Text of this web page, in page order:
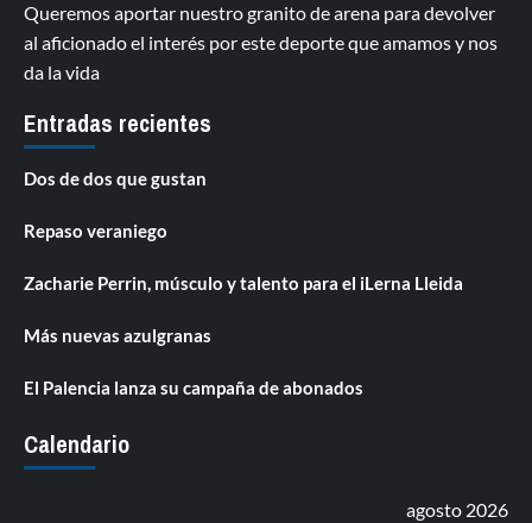
Queremos aportar nuestro granito de arena para devolver
al aficionado el interés por este deporte que amamos y nos
da la vida
Entradas recientes
Dos de dos que gustan
Repaso veraniego
Zacharie Perrin, músculo y talento para el iLerna Lleida
Más nuevas azulgranas
El Palencia lanza su campaña de abonados
Calendario
agosto 2026